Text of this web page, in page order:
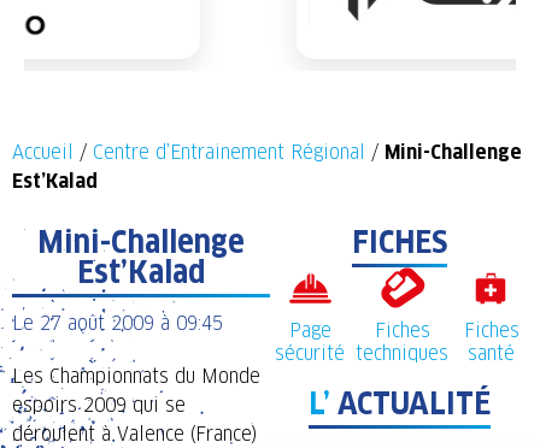
Accueil / Centre d’Entrainement Régional / Mini-Challenge
Est’Kalad
Mini-Challenge
Est’Kalad
Le 27 août 2009 à 09:45
Les Championnats du Monde
espoirs 2009 qui se
déroulent à Valence (France)
FICHES
Page
sécurité
Fiches
techniques
Fiches
santé
L’ ACTUALITÉ